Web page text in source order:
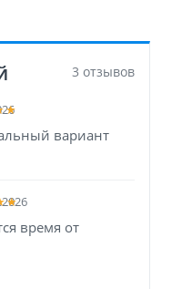
3 отзывов
вариант
время от